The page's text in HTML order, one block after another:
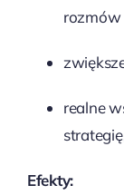
rozmów
realne
Efekty: